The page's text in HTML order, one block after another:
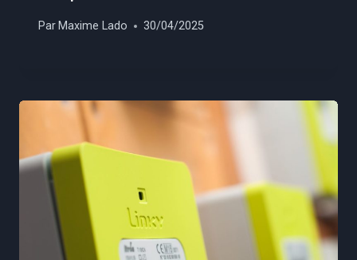
ParMaxime Lado 30/04/2025